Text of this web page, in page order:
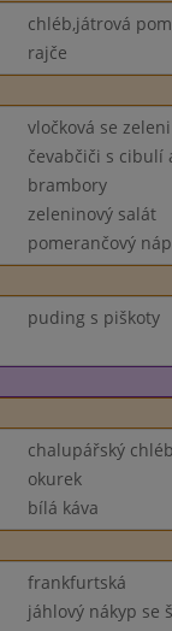
chléb,játrová
rajče
vločková se
čevabčiči s cibulí
brambory
zeleninový salát
pomerančový
puding s piškoty
chalupářský
okurek
bílá káva
frankfurtská
jáhlový nákyp se